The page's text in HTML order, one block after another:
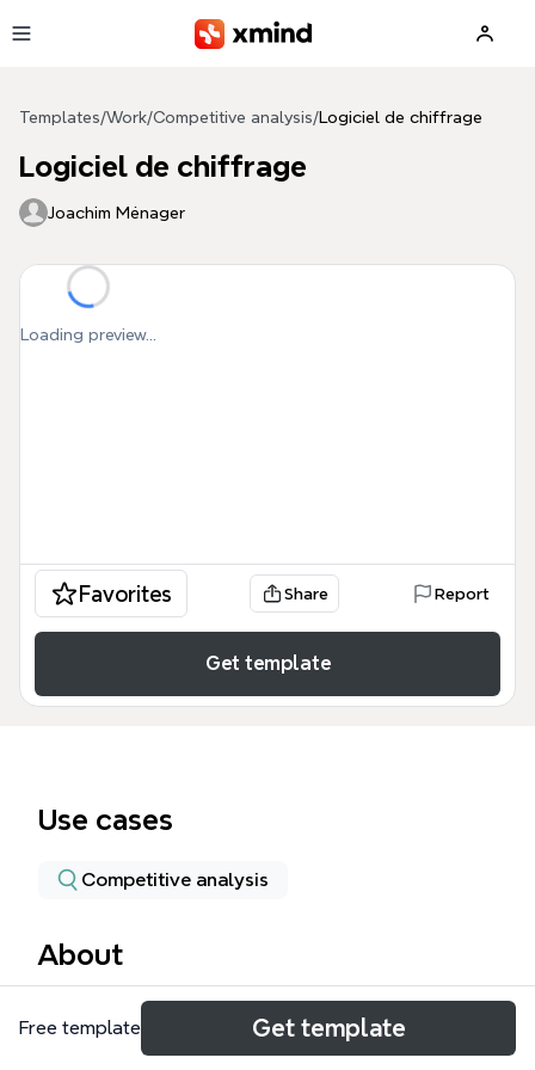
Templates/Work/Competitive analysis/Logiciel de chiffrage
Logiciel de chiffrage
Joachim Ménager
Loading preview...
Favorites Share Report
Get template
Use cases
Competitive analysis
About
Le logiciel de chiffrage Quick Devis, utilisé par des
entreprises comme Vinci Energies, Bouygues, Spie,
Free template Get template